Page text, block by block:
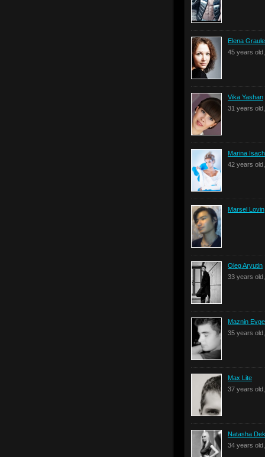
Elena Graule
45 years
Vika Yashan
31 years
Marina
42 years
Marsel Lovin
Oleg Aryutin
33 years
Maznin
35 years
Max Lite
37 years
Natasha
34 years